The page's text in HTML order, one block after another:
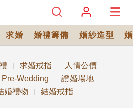
求婚 婚禮籌備 婚紗造型
求婚戒指 人情公價
Pre-Wedding 證婚場地
婚禮物 結婚戒指